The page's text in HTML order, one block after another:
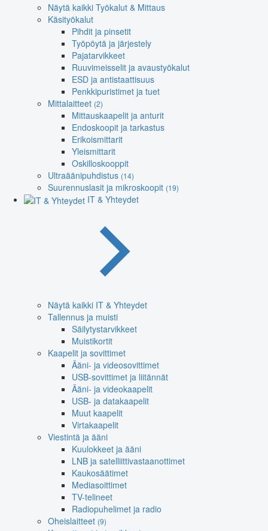
Näytä kaikki Työkalut & Mittaus
Käsityökalut
Pihdit ja pinsetit
Työpöytä ja järjestely
Pajatarvikkeet
Ruuvimeisselit ja avaustyökalut
ESD ja antistaattisuus
Penkkipuristimet ja tuet
Mittalaitteet (2)
Mittauskaapelit ja anturit
Endoskoopit ja tarkastus
Erikoismittarit
Yleismittarit
Oskilloskooppit
Ultraäänipuhdistus (14)
Suurennuslasit ja mikroskoopit (19)
IT & Yhteydet
Näytä kaikki IT & Yhteydet
Tallennus ja muisti
Säilytystarvikkeet
Muistikortit
Kaapelit ja sovittimet
Ääni- ja videosovittimet
USB-sovittimet ja liitännät
Ääni- ja videokaapelit
USB- ja datakaapelit
Muut kaapelit
Virtakaapelit
Viestintä ja ääni
Kuulokkeet ja ääni
LNB ja satelliittivastaanottimet
Kaukosäätimet
Mediasoittimet
TV-telineet
Radiopuhelimet ja radio
Oheislaitteet (9)